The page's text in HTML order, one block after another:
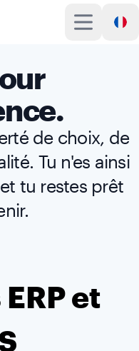
de choix, de
Tu n'es ainsi
tu restes prêt
et